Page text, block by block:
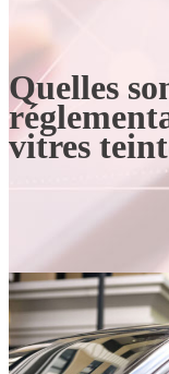
Quelles
vitres